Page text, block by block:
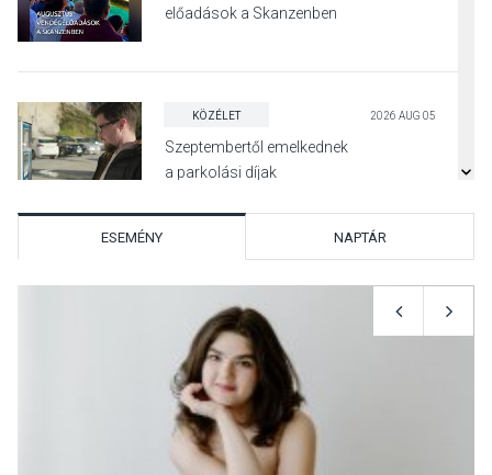
előadások a Skanzenben
KÖZÉLET 2026 AUG 05
Szeptembertől emelkednek
a parkolási díjak
Nőtt a fontosabb nyári
gyümölcsök
termésmennyisége
ESEMÉNY NAPTÁR